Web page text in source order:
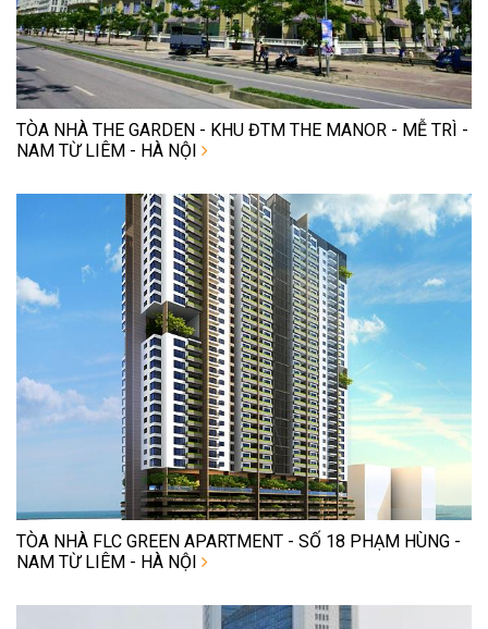
TÒA NHÀ THE GARDEN - KHU ĐTM THE MANOR - MỄ TRÌ -
NAM TỪ LIÊM - HÀ NỘI
TÒA NHÀ FLC GREEN APARTMENT - SỐ 18 PHẠM HÙNG -
NAM TỪ LIÊM - HÀ NỘI